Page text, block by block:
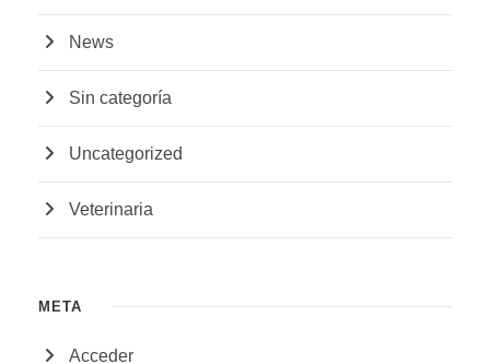
News
Sin categoría
Uncategorized
Veterinaria
META
Acceder